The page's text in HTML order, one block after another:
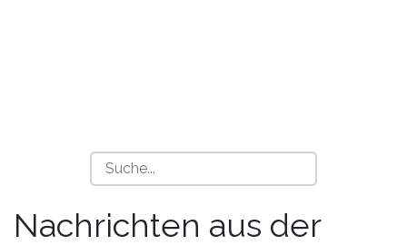
Nachrichten aus der